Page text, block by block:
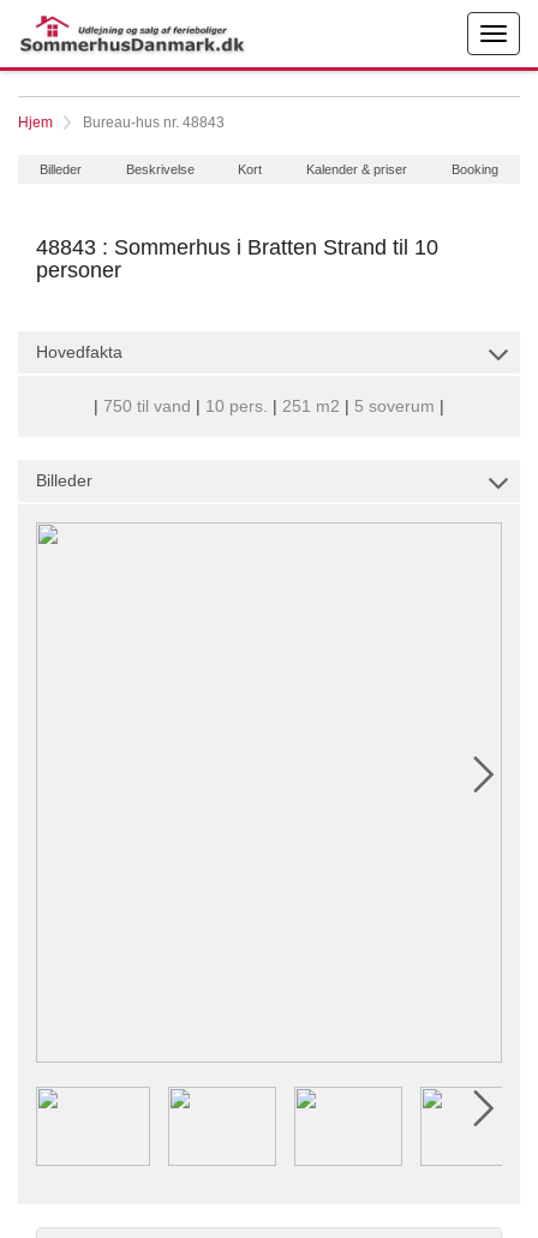
Hjem Bureau-hus nr. 48843
Billeder Beskrivelse Kort Kalender & priser Booking
48843 : Sommerhus i Bratten Strand til 10
personer
Hovedfakta
| 750 til vand | 10 pers. | 251 m2 | 5 soverum |
Billeder